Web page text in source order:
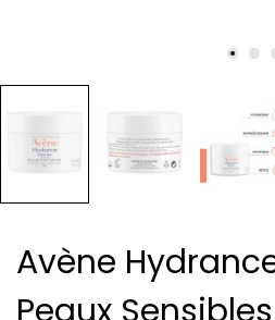
Avène